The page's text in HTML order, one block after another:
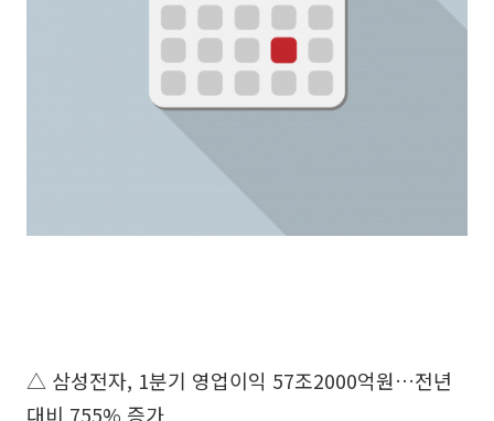
△ 삼성전자, 1분기 영업이익 57조2000억원…전년
대비 755% 증가